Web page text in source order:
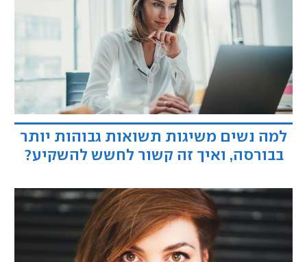
למה נשים משיגות תשואות גבוהות יותר
בבורסה, ואיך זה קשור לחשש להשקיע?